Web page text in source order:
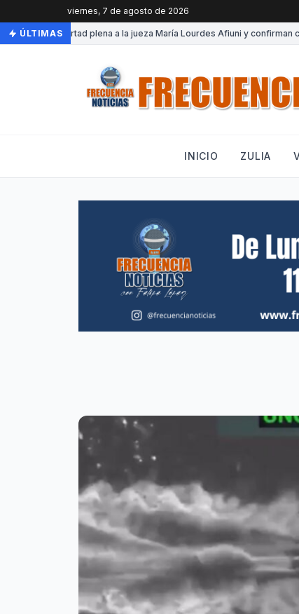
viernes, 7 de agosto de 2026
ÚLTIMAS
Otorgan libertad plena a la jueza María Lourdes Afiuni y confirman
INICIO ZULIA